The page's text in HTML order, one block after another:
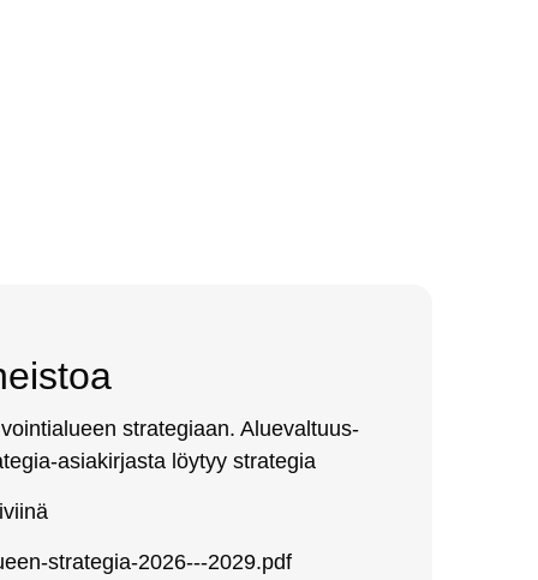
st­ra­te­giaan. Alue­val­tuus­
asia­kir­jas­ta löy­tyy st­ra­te­gia
st­ra­te­gia-2026---2029.pdf